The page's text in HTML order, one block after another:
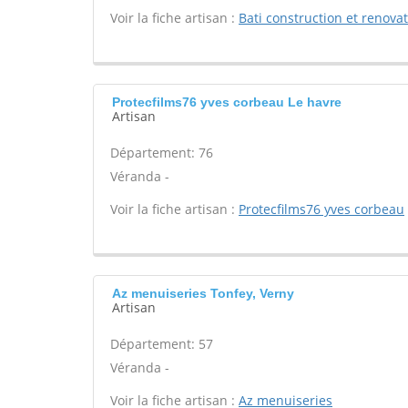
Voir la fiche artisan : Bati construction et
Protecfilms76 yves corbeau Le havre
Artisan
Département: 76
Véranda -
Voir la fiche artisan : Protecfilms76 yves corbeau
Az menuiseries Tonfey, Verny
Artisan
Département: 57
Véranda -
Voir la fiche artisan : Az menuiseries